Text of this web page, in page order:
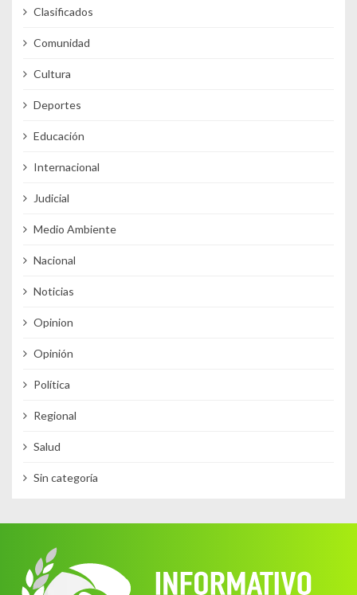
Clasificados
Comunidad
Cultura
Deportes
Educación
Internacional
Judicial
Medio Ambiente
Nacional
Noticias
Opinion
Opinión
Política
Regional
Salud
Sin categoría